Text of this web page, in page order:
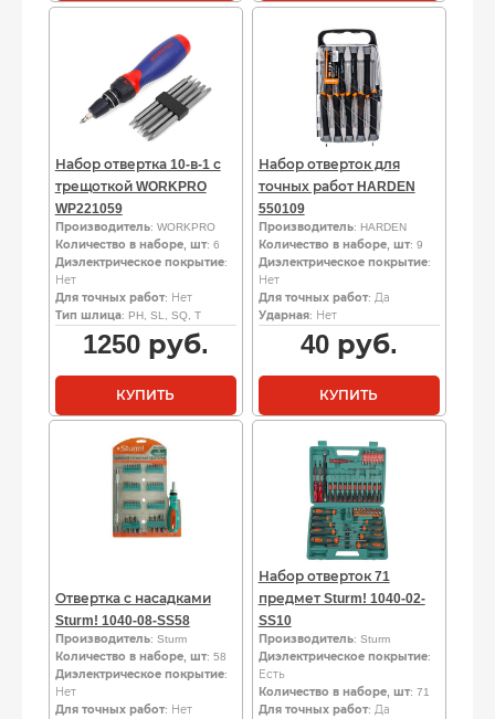
Набор отвертка 10-в-1 с
трещоткой WORKPRO
WP221059
Производитель: WORKPRO
Количество в наборе, шт: 6
Диэлектрическое покрытие:
Нет
Для точных работ: Нет
Тип шлица: PH, SL, SQ, T
1250руб.
КУПИТЬ
Набор отверток для
точных работ HARDEN
550109
Производитель: HARDEN
Количество в наборе, шт: 9
Диэлектрическое покрытие:
Нет
Для точных работ: Да
Ударная: Нет
40руб.
КУПИТЬ
Отвертка с насадками
Sturm! 1040-08-SS58
Производитель: Sturm
Количество в наборе, шт: 58
Диэлектрическое покрытие:
Нет
Для точных работ: Нет
Набор отверток 71
предмет Sturm! 1040-02-
SS10
Производитель: Sturm
Диэлектрическое покрытие:
Есть
Количество в наборе, шт: 71
Для точных работ: Да